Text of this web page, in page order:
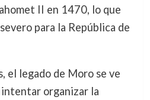
II en 1470, lo que
para la República de
el legado de Moro se ve
intentar organizar la